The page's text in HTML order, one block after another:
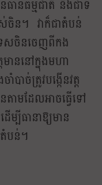
ធានធម្មជាតិ និងជាទី
ស់ចិន។ វាក៏ជាតំបន់
សចិនចេញពីកង
មាននៅក្នុងមហា
ាច់ត្រូវបង្កើនវត្ត
តាមដែលអាចធ្វើទៅ
បីធានាឱ្យមាន
បន់។